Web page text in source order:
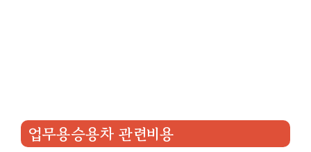
업무용승용차 관련비용